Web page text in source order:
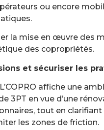
ou encore
la mise en œuvre des
des copropriétés.
et sécuriser les
affiche une
3PT en vue d’une
tout en
les zones de friction.